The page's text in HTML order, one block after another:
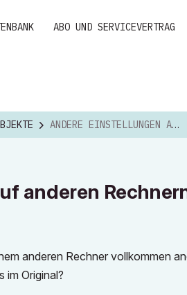
ABO UND SERVICEVERTRAG
ANDERE EINSTELLUNGEN AUF ANDEREN RECHNERN
anderen
anderen Rechner vollkommen
im Original?